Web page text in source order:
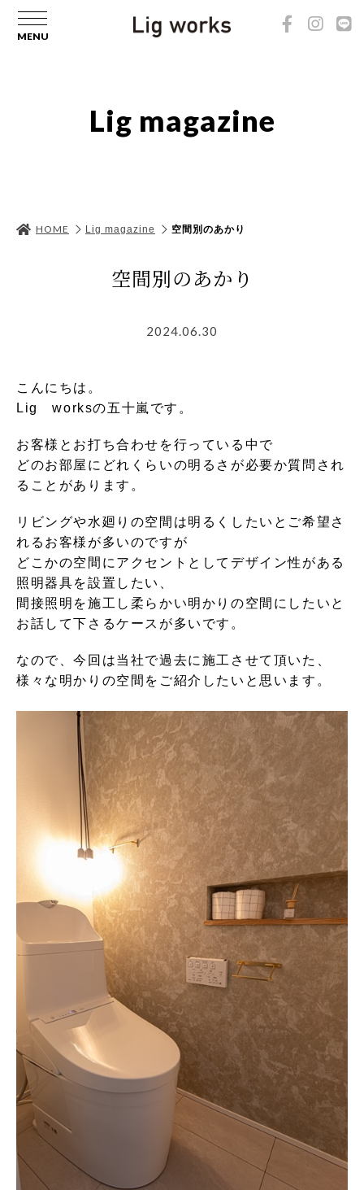
Lig magazine
HOME Lig magazine 空間別のあかり
空間別のあかり
2024.06.30
こんにちは。
Ligworksの五十嵐です。
お客様とお打ち合わせを行っている中で
どのお部屋にどれくらいの明るさが必要か質問され
ることがあります。
リビングや水廻りの空間は明るくしたいとご希望さ
れるお客様が多いのですが
どこかの空間にアクセントとしてデザイン性がある
照明器具を設置したい、
間接照明を施工し柔らかい明かりの空間にしたいと
お話して下さるケースが多いです。
なので、今回は当社で過去に施工させて頂いた、
様々な明かりの空間をご紹介したいと思います。